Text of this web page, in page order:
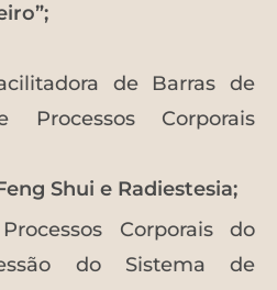
de Barras de
Corporais
Shui e Radiestesia;
Corporais do
do Sistema de